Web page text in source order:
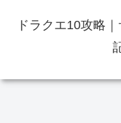
ドラクエ10攻略